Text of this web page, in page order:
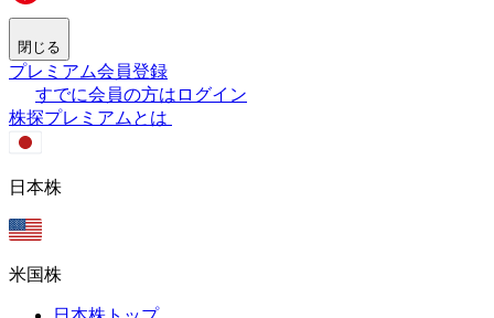
閉じる
プレミアム会員登録
すでに会員の方はログイン
株探プレミアムとは
日本株
米国株